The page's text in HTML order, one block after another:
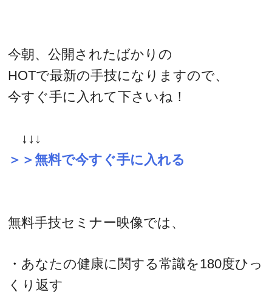
今朝、公開されたばかりの
HOTで最新の手技になりますので、
今すぐ手に入れて下さいね！
↓↓↓
＞＞無料で今すぐ手に入れる
無料手技セミナー映像では、
・あなたの健康に関する常識を180度ひっ
くり返す